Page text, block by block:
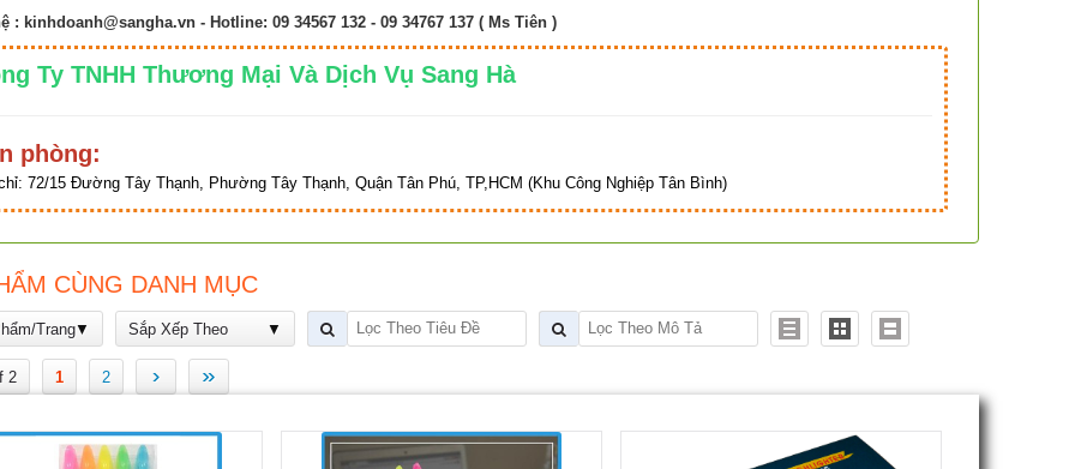
: kinhdoanh@sangha.vn- Hotline: 09 34567 132 - 09 34767 137 ( Ms Tiên )
Ty TNHH Thương Mại Và Dịch Vụ Sang Hà
phòng:
72/15 Đường Tây Thạnh, Phường Tây Thạnh, Quận Tân Phú, TP,HCM (Khu Công Nghiệp Tân Bình)
CÙNG DANH MỤC
Trang Sắp Xếp Theo
2 1 2 › »